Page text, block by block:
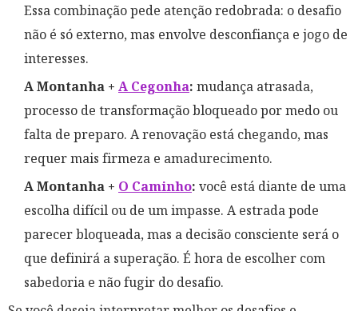
Essa combinação pede atenção redobrada: o desafio
não é só externo, mas envolve desconfiança e jogo de
interesses.
A Montanha + A Cegonha: mudança atrasada,
processo de transformação bloqueado por medo ou
falta de preparo. A renovação está chegando, mas
requer mais firmeza e amadurecimento.
A Montanha + O Caminho: você está diante de uma
escolha difícil ou de um impasse. A estrada pode
parecer bloqueada, mas a decisão consciente será o
que definirá a superação. É hora de escolher com
sabedoria e não fugir do desafio.